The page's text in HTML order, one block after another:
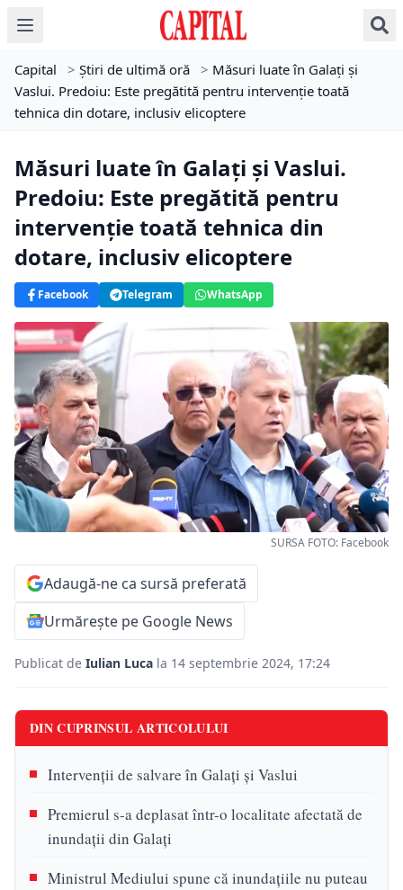
Capital > Știri de ultimă oră > Măsuri luate în Galați și
Vaslui. Predoiu: Este pregătită pentru intervenţie toată
tehnica din dotare, inclusiv elicoptere
Măsuri luate în Galați și Vaslui.
Predoiu: Este pregătită pentru
intervenţie toată tehnica din
dotare, inclusiv elicoptere
Facebook Telegram WhatsApp
SURSA FOTO: Facebook
Adaugă-ne ca sursă preferată
Urmărește pe Google News
Publicat de Iulian Luca la 14 septembrie 2024, 17:24
DIN CUPRINSUL ARTICOLULUI
Intervenții de salvare în Galați și Vaslui
Premierul s-a deplasat într-o localitate afectată de
inundații din Galați
Ministrul Mediului spune că inundațiile nu puteau